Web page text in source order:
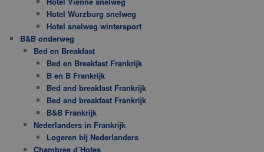
Hotel Wurzburg snelweg
Hotel snelweg wintersport
B&B onderweg
Bed en Breakfast
Bed en Breakfast Frankrijk
B en B Frankrijk
Bed and breakfast Frankrijk
Bed and breakfast Frankrijk
B&B Frankrijk
Nederlanders in Frankrijk
Logeren bij Nederlanders
Chambres d’Hotes